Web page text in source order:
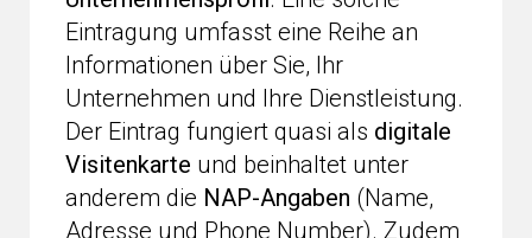
Eintragung umfasst eine Reihe an
Informationen über Sie, Ihr
Unternehmen und Ihre Dienstleistung.
Der Eintrag fungiert quasi als digitale
Visitenkarte und beinhaltet unter
anderem die NAP-Angaben (Name,
Adresse und Phone Number). Zudem